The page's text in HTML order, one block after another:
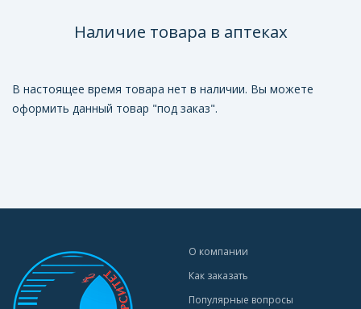
Наличие товара в аптеках
В настоящее время товара нет в наличии. Вы можете
оформить данный товар "под заказ".
О компании
Как заказать
Популярные вопросы